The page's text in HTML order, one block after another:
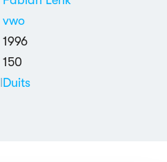
vwo
1996
150
Duits